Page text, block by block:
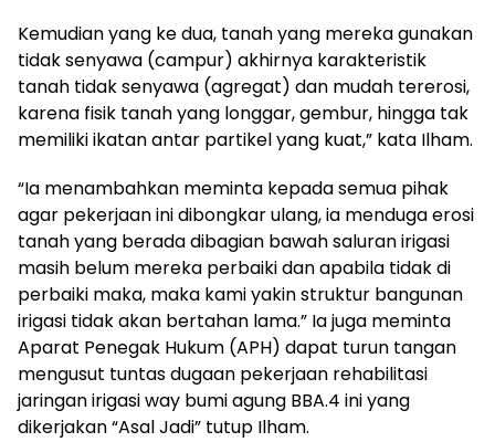
Kemudian yang ke dua, tanah yang mereka gunakan
tidak senyawa (campur) akhirnya karakteristik
tanah tidak senyawa (agregat) dan mudah tererosi,
karena fisik tanah yang longgar, gembur, hingga tak
memiliki ikatan antar partikel yang kuat,” kata Ilham.
“Ia menambahkan meminta kepada semua pihak
agar pekerjaan ini dibongkar ulang, ia menduga erosi
tanah yang berada dibagian bawah saluran irigasi
masih belum mereka perbaiki dan apabila tidak di
perbaiki maka, maka kami yakin struktur bangunan
irigasi tidak akan bertahan lama.” Ia juga meminta
Aparat Penegak Hukum (APH) dapat turun tangan
mengusut tuntas dugaan pekerjaan rehabilitasi
jaringan irigasi way bumi agung BBA.4 ini yang
dikerjakan “Asal Jadi” tutup Ilham.